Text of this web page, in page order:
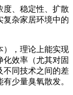
度、稳定性、扩散
复杂家居环境中的
），理论上能实现
效率（尤其对固
不同技术之间的差
少量臭氧散发。